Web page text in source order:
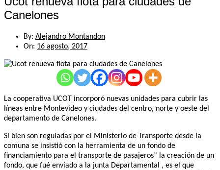
Canelones
By: Alejandro Montandon
On: 16 agosto, 2017
La cooperativa UCOT incorporó nuevas unidades para cubrir las
líneas entre Montevideo y ciudades del centro, norte y oeste del
departamento de Canelones.
Si bien son reguladas por el Ministerio de Transporte desde la
comuna se insistió con la herramienta de un fondo de
financiamiento para el transporte de pasajeros” la creación de un
fondo, que fué enviado a la junta Departamental , es el que